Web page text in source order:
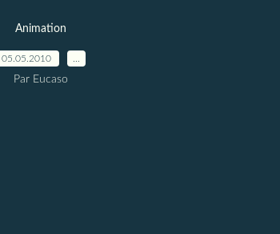
Animation
05.05.2010
Par Eucaso